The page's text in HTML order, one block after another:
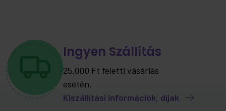
Ingyen Szállítás
25.000 Ft feletti vásárlás
esetén.
Kiszállítási információk, díjak